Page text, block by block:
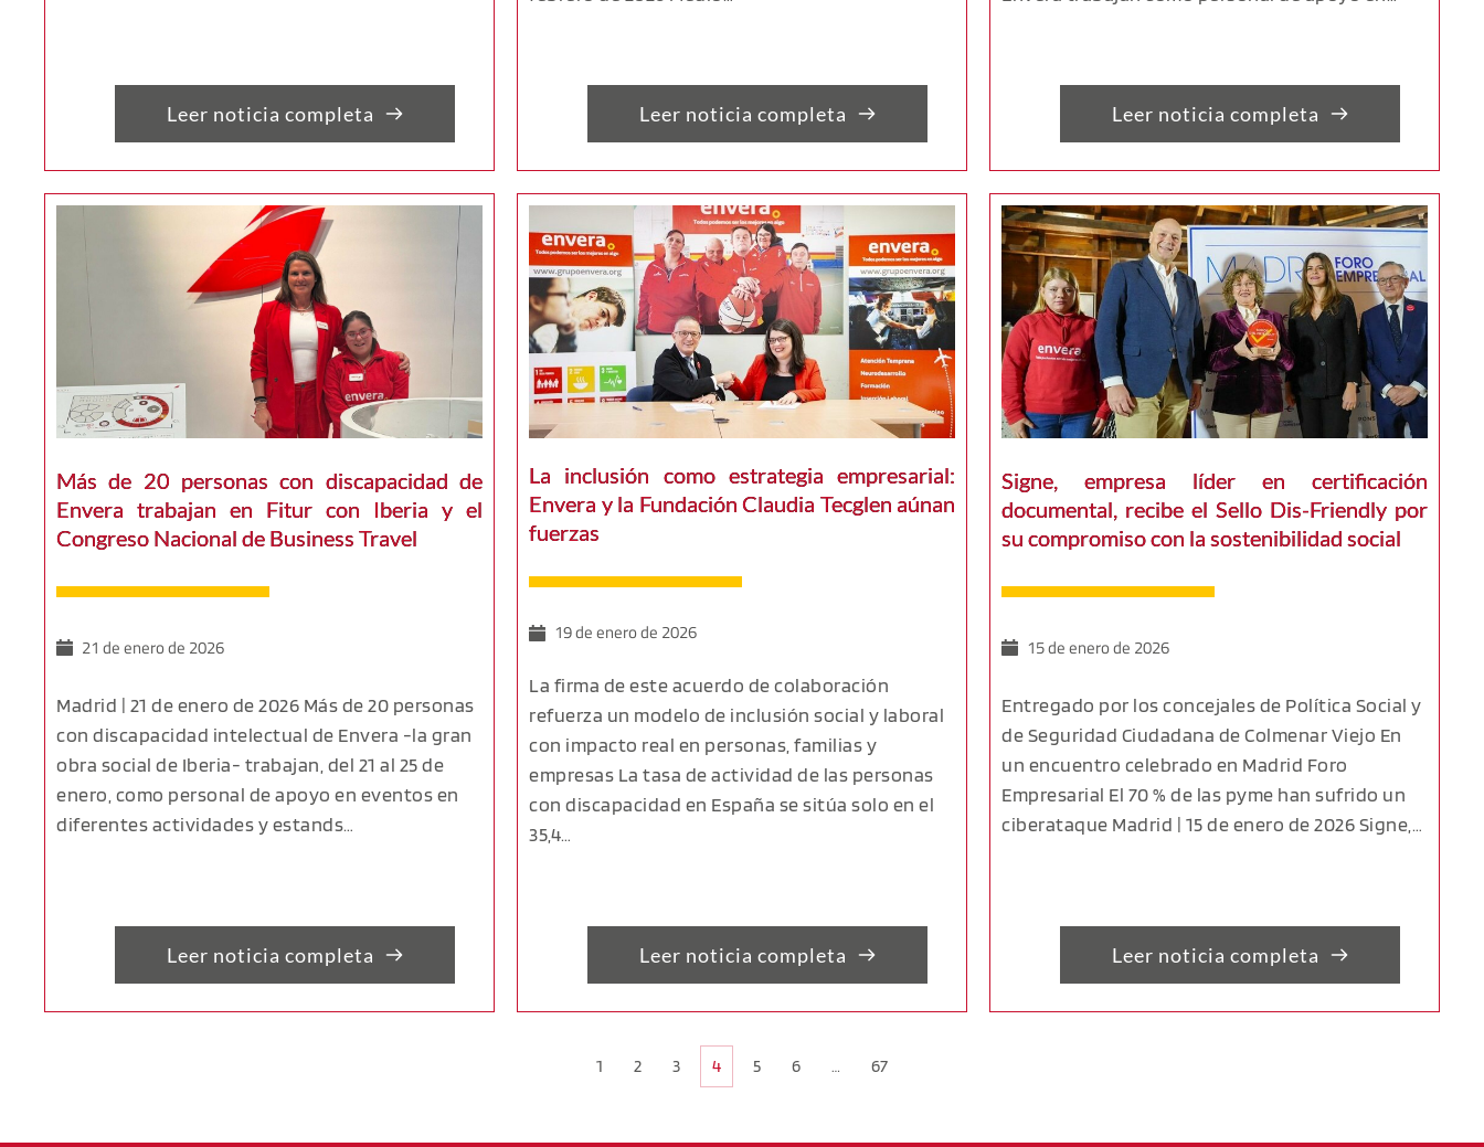
Leer noticia completa Leer noticia completa Leer noticia completa
Más de 20 personas con discapacidad de
Envera trabajan en Fitur con Iberia y el
Congreso Nacional de Business Travel
21 de enero de 2026
Madrid | 21 de enero de 2026 Más de 20 personas
con discapacidad intelectual de Envera -la gran
obra social de Iberia- trabajan, del 21 al 25 de
enero, como personal de apoyo en eventos en
diferentes actividades y estands…
Leer noticia completa
La inclusión como estrategia empresarial:
Envera y la Fundación Claudia Tecglen aúnan
fuerzas
19 de enero de 2026
La firma de este acuerdo de colaboración
refuerza un modelo de inclusión social y laboral
con impacto real en personas, familias y
empresas La tasa de actividad de las personas
con discapacidad en España se sitúa solo en el
35,4…
Leer noticia completa
Signe, empresa líder en certificación
documental, recibe el Sello Dis-Friendly por
su compromiso con la sostenibilidad social
15 de enero de 2026
Entregado por los concejales de Política Social y
de Seguridad Ciudadana de Colmenar Viejo En
un encuentro celebrado en Madrid Foro
Empresarial El 70 % de las pyme han sufrido un
ciberataque Madrid | 15 de enero de 2026 Signe,…
Leer noticia completa
1 2 3 4 5 6 … 67